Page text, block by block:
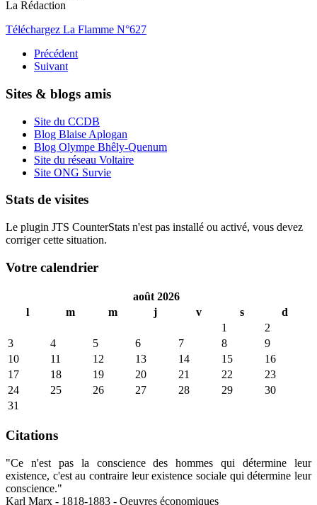
La Rédaction
Téléchargez La Flamme N°627
Précédent
Suivant
Sites & blogs amis
Site du CCDB
Blog Blaise Aplogan
Blog Olympe Bhêly-Quenum
Site du réseau Voltaire
Site ONG Survie
Stats de visites
Le plugin JTS CounterStats n'est pas installé ou activé, vous devez
corriger cette situation.
Votre calendrier
août 2026
l
m m j v s
d
1
2
3
4 5 6 7 8
9
10
11 12 13 14 15
16
17
18 19 20 21 22
23
24
25 26 27 28 29
30
31
Citations
"Ce n'est pas la conscience des hommes qui détermine leur
existence, c'est au contraire leur existence sociale qui détermine leur
conscience."
Karl Marx - 1818-1883 - Oeuvres économiques